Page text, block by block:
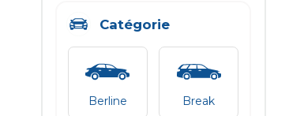
Catégorie
Berline Break